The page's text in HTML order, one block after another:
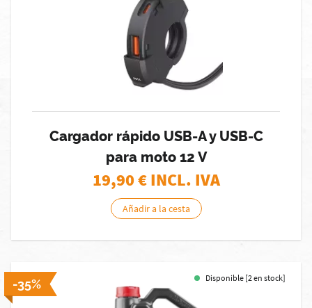
Cargador rápido USB-A y USB-C
para moto 12 V
19,90€ INCL. IVA
Añadir a la cesta
-35% Disponible [2 en stock]